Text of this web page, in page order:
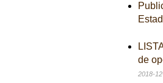
de
2018-